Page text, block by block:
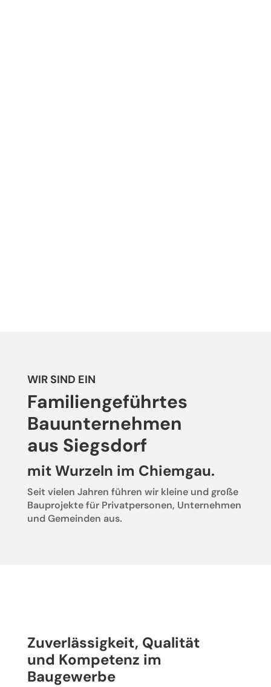
WIR SIND EIN
Familiengeführtes
Bauunternehmen
aus Siegsdorf
mit Wurzeln im Chiemgau.
Seit vielen Jahren führen wir kleine und große
Bauprojekte für Privatpersonen, Unternehmen
und Gemeinden aus.
Zuverlässigkeit, Qualität
und Kompetenz im
Baugewerbe